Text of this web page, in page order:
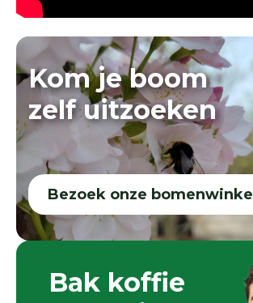
Kom je boom
zelf uitzoeken
Bezoek onze bomenwinkel
Bak koffie